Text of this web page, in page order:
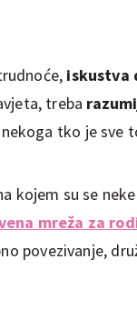
iskustva
treba
nekoga tko je sve
kojem su se
mreža za
povezivanje,